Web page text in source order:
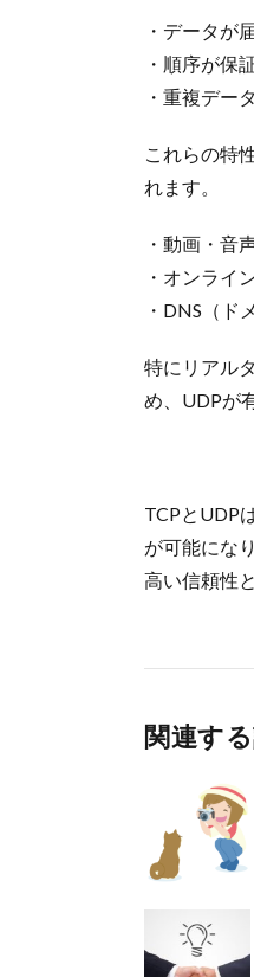
・データが
・順序が保
・重複デー
これらの特
れます。
・動画・音
・オンライ
・DNS（ド
特にリアル
め、UDPが
TCPとUDP
が可能にな
高い信頼性
関連す